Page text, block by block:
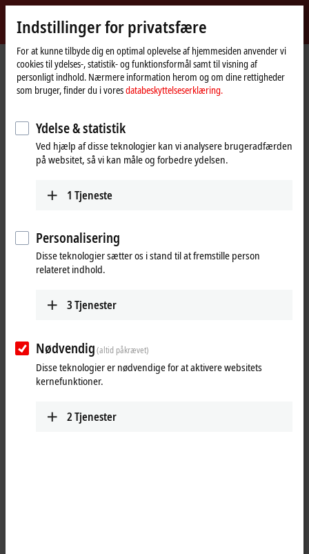
Beckhoff
-
New
Automation
Technology
myBeckhoff
HjemmesideProducts Automation
TwinCAT
TFxxxx | TwinCAT 3 Functions
TF3xxx | Measurement
TF3xxx | TwinCAT 3 Measurement
Tabular product overview Product finder
TwinCAT is not just automation software, it is also measurement
TwinCAT with additional measurement technology functions and thus
support machine commissioning, machine monitoring, the
documentation of processes and the presentation of measurement
Your selection:
Reset all filter values
Indstillinger for privatsfære
For at kunne tilbyde dig en optimal oplevelse af hjemmesiden anvender vi
cookies til ydelses-, statistik- og funktionsformål samt til visning af
personligt indhold. Nærmere information herom og om dine rettigheder
som bruger, finder du i voresdatabeskyttelseserklæring.
Ydelse & statistik
Ved hjælp af disse teknologier kan vi analysere brugeradfærden
på websitet, så vi kan måle og forbedre ydelsen.
1 Tjeneste
Personalisering
Disse teknologier sætter os i stand til at fremstille person
relateret indhold.
3Tjenester
Nødvendig(altid påkrævet)
Disse teknologier er nødvendige for at aktivere websitets
kernefunktioner.
2Tjenester